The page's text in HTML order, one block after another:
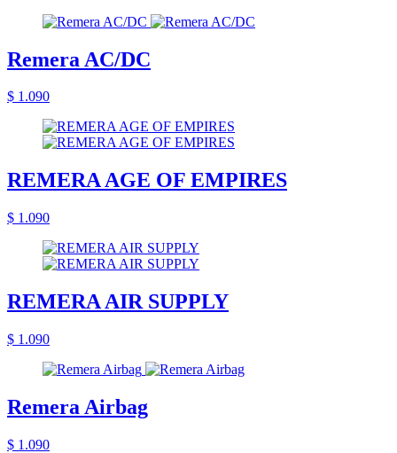
Remera AC/DC
$ 1.090
REMERA AGE OF EMPIRES
$ 1.090
REMERA AIR SUPPLY
$ 1.090
Remera Airbag
$ 1.090